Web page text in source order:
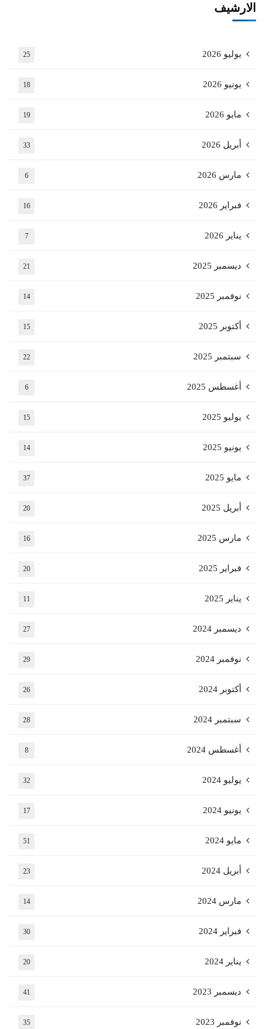
الارشيف
يوليو 2026 25
يونيو 2026 18
مايو 2026 19
أبريل 2026 33
مارس 2026 6
فبراير 2026 16
يناير 2026 7
ديسمبر 2025 21
نوفمبر 2025 14
أكتوبر 2025 15
سبتمبر 2025 22
أغسطس 2025 6
يوليو 2025 15
يونيو 2025 14
مايو 2025 37
أبريل 2025 20
مارس 2025 16
فبراير 2025 20
يناير 2025 11
ديسمبر 2024 27
نوفمبر 2024 29
أكتوبر 2024 26
سبتمبر 2024 28
أغسطس 2024 8
يوليو 2024 32
يونيو 2024 17
مايو 2024 51
أبريل 2024 23
مارس 2024 14
فبراير 2024 30
يناير 2024 20
ديسمبر 2023 41
نوفمبر 2023 35